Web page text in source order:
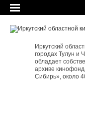
Иркутский
городах Тулун и
обладает
архиве
Сибирь», около